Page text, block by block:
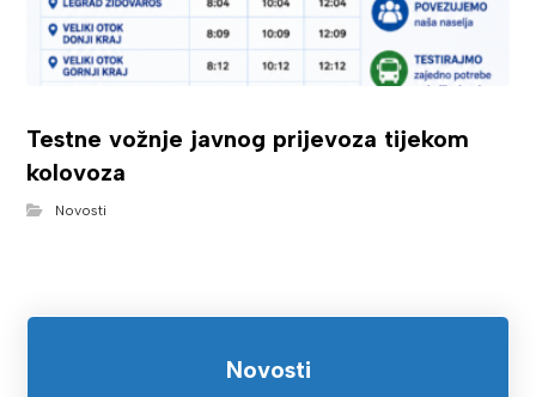
Testne vožnje javnog prijevoza tijekom
kolovoza
Novosti
Novosti